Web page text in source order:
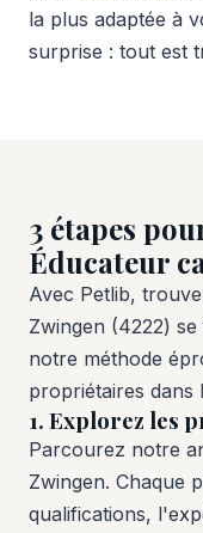
la plus adaptée à
surprise : tout est
3 étapes
Éducateur
Avec Petlib,
Zwingen (4222)
notre méthode
propriétaires dans
1. Explorez les
Parcourez notre
Zwingen. Chaque
qualifications,